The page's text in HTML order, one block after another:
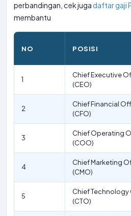
perbandingan, cek juga daftar gaji
membantu
NO POSISI
1
Chief Executive
(CEO)
2
Chief Financial
(CFO)
3
Chief Operating
(COO)
4
Chief Marketing
(CMO)
5
Chief
(CTO)